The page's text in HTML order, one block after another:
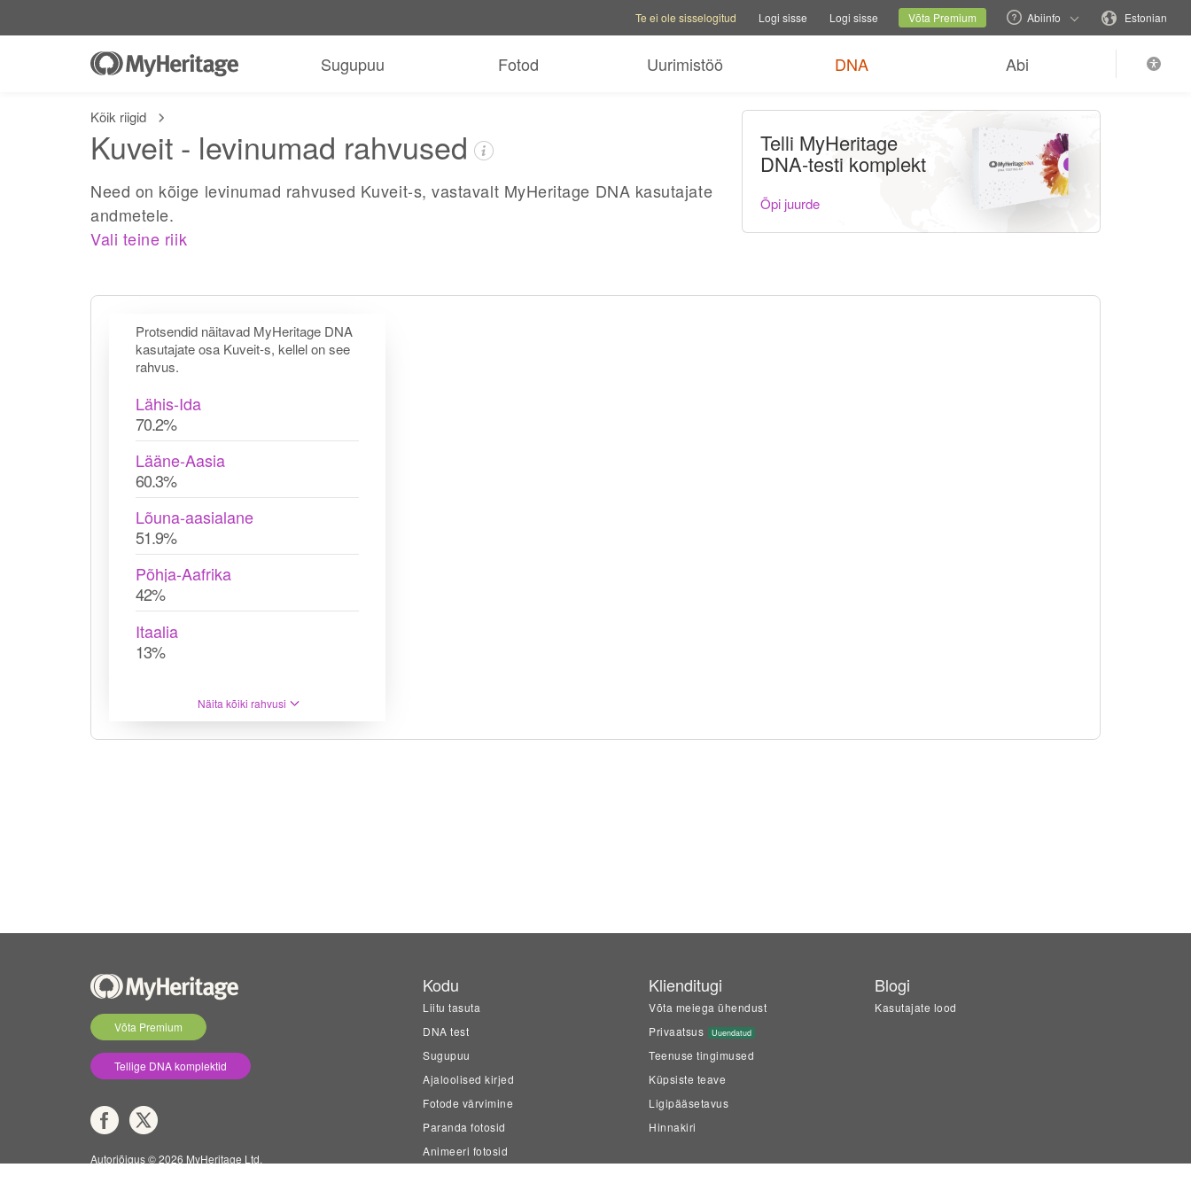
Praegune saitMuuda keelt
Te ei ole sisselogitud Logi sisse Logi sisse Võta Premium Abiinfo Estonian
Sugupuu Fotod Uurimistöö DNA Abi
Kõik riigid
Kuveit - levinumad rahvused
Need on kõige levinumad rahvused Kuveit-s, vastavalt MyHeritage DNA kasutajate
andmetele.
Vali teine riik
Telli MyHeritage
DNA-testi komplekt
Õpi juurde
Protsendid näitavad MyHeritage DNA
kasutajate osa Kuveit-s, kellel on see
rahvus.
Lähis-Ida
70.2%
Lääne-Aasia
60.3%
Lõuna-aasialane
51.9%
Põhja-Aafrika
42%
Itaalia
13%
Näita kõiki rahvusi
Võta Premium
Tellige DNA komplektid
Autoriõigus © 2026 MyHeritage Ltd.
Kodu
Liitu tasuta
DNA test
Sugupuu
Ajaloolised kirjed
Fotode värvimine
Paranda fotosid
Animeeri fotosid
Klienditugi
Võta meiega ühendust
Privaatsus
Uuendatud
Teenuse tingimused
Küpsiste teave
Ligipääsetavus
Hinnakiri
Blogi
Kasutajate lood